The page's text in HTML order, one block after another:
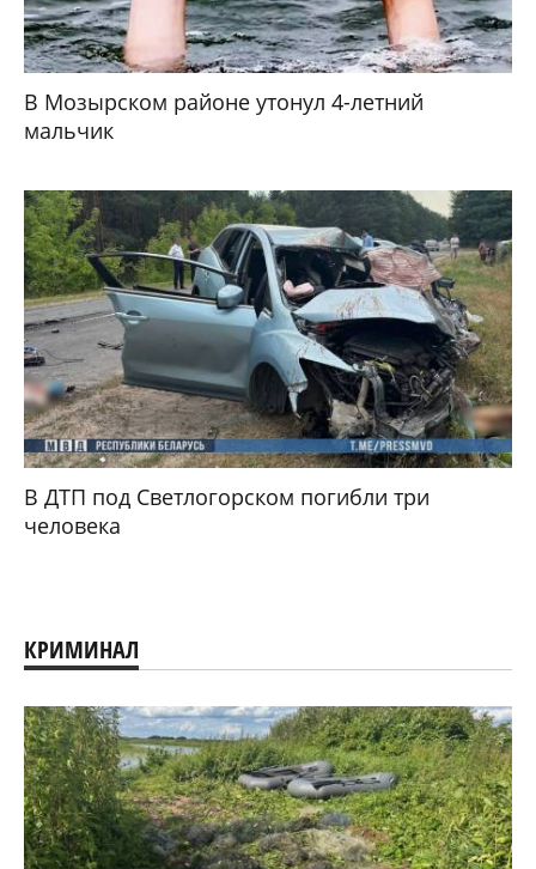
В Мозырском районе утонул 4-летний
мальчик
В ДТП под Светлогорском погибли три
человека
КРИМИНАЛ